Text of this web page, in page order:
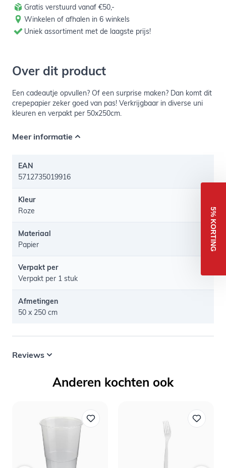
Gratis verstuurd vanaf €50,-
Winkelen of afhalen in 6 winkels
Uniek assortiment met de laagste prijs!
Over dit product
Een cadeautje opvullen? Of een surprise maken? Dan komt dit
crepepapier zeker goed van pas! Verkrijgbaar in diverse uni
kleuren en verpakt per 50x250cm.
Meer informatie
EAN
5712735019916
Kleur
Roze
Materiaal
Papier
Verpakt per
Verpakt per 1 stuk
Afmetingen
50 x 250 cm
Reviews
Anderen kochten ook
5% KORTING